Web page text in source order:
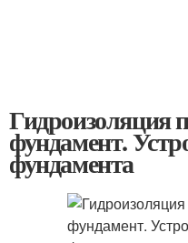
Гидроизоляция
фундамент.
фундамента